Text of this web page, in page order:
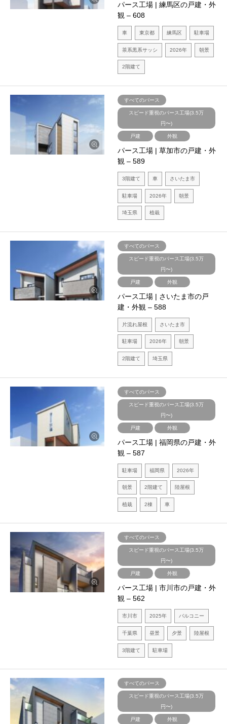
パース工場 | 練馬区の戸建・外
観 – 608
車 東京都 練馬区 駐車場
茶系黒系サッシ 2026年 朝景
2階建て
すべてのパース
スピード重視のパース工場(3.5万
円〜)
戸建 外観
パース工場 | 草加市の戸建・外
観 – 589
3階建て 車 さいたま市
駐車場 2026年 朝景
埼玉県 植栽
すべてのパース
スピード重視のパース工場(3.5万
円〜)
戸建 外観
パース工場 | さいたま市の戸
建・外観 – 588
片流れ屋根 さいたま市
駐車場 2026年 朝景
2階建て 埼玉県
すべてのパース
スピード重視のパース工場(3.5万
円〜)
戸建 外観
パース工場 | 福岡県の戸建・外
観 – 587
駐車場 福岡県 2026年
朝景 2階建て 陸屋根
植栽 2棟 車
すべてのパース
スピード重視のパース工場(3.5万
円〜)
戸建 外観
パース工場 | 市川市の戸建・外
観 – 562
市川市 2025年 バルコニー
千葉県 昼景 夕景 陸屋根
3階建て 駐車場
すべてのパース
スピード重視のパース工場(3.5万
円〜)
戸建 外観